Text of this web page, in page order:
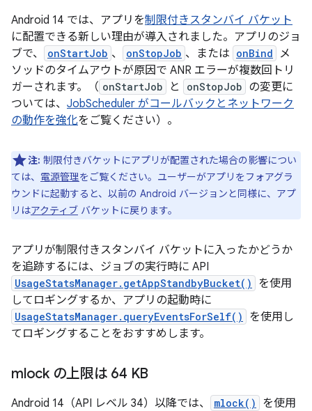
Android 14 では、アプリを制限付きスタンバイ バケット
に配置できる新しい理由が導入されました。アプリのジョ
ブで、
onStartJob 、 onStopJob 、または onBind
メ
ソッドのタイムアウトが原因で ANR エラーが複数回トリ
ガーされます。（ onStartJob と onStopJob の変更に
ついては、 JobScheduler がコールバックとネットワーク
の動作を強化をご覧ください）。
注: 制限付きバケットにアプリが配置された場合の影響につい
ては、 電源管理をご覧ください。ユーザーがアプリをフォアグラ
ウンドに起動すると、以前の Android バージョンと同様に、アプ
リはアクティブ バケットに戻ります。
アプリが制限付きスタンバイ バケットに入ったかどうか
を追跡するには、ジョブの実行時に API
UsageStatsManager.getAppStandbyBucket()
を使用
してロギングするか、アプリの起動時に
UsageStatsManager.queryEventsForSelf()
を使用し
てロギングすることをおすすめします。
mlock の上限は 64 KB
Android 14（API レベル 34）以降では、 mlock()
を使用